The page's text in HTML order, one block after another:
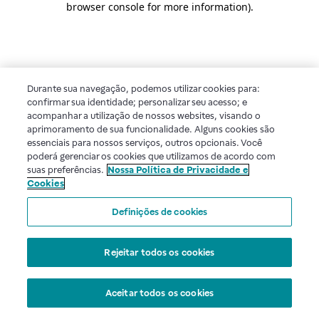
browser console for more information).
Durante sua navegação, podemos utilizar cookies para:
confirmar sua identidade; personalizar seu acesso; e
acompanhar a utilização de nossos websites, visando o
aprimoramento de sua funcionalidade. Alguns cookies são
essenciais para nossos serviços, outros opcionais. Você
poderá gerenciar os cookies que utilizamos de acordo com
suas preferências. Nossa Política de Privacidade e
Cookies
Definições de cookies
Rejeitar todos os cookies
Aceitar todos os cookies